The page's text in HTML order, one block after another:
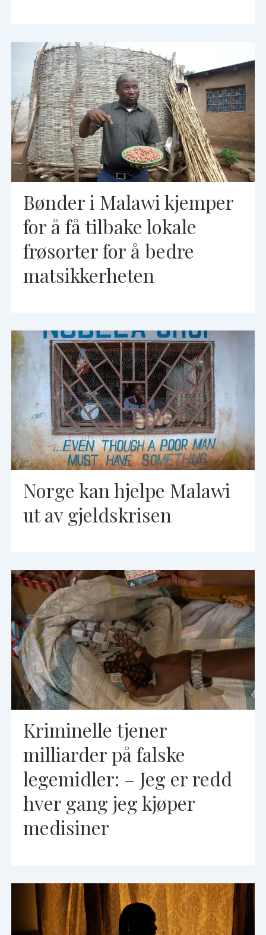
Bønder i Malawi kjemper
for å få tilbake lokale
frøsorter for å bedre
matsikkerheten
Norge kan hjelpe Malawi
ut av gjeldskrisen
Kriminelle tjener
milliarder på falske
legemidler: – Jeg er redd
hver gang jeg kjøper
medisiner